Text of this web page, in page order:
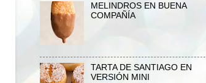
MELINDROS EN BUENA
COMPAÑÍA
TARTA DE SANTIAGO EN
VERSIÓN MINI